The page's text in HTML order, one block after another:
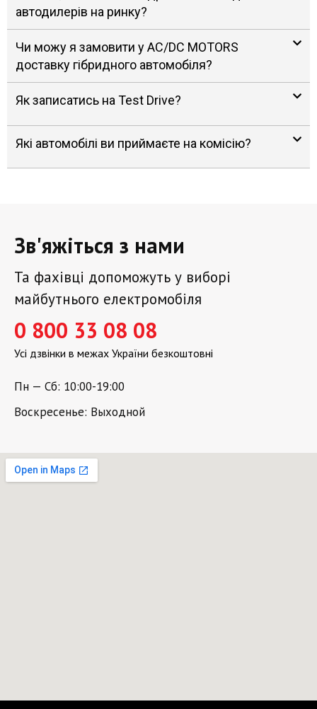
автодилерів на ринку?
Чи можу я замовити у AC/DC MOTORS
доставку гібридного автомобіля?
Як записатись на Test Drive?
Які автомобілі ви приймаєте на комісію?
Зв'яжіться з нами
Та фахівці допоможуть у виборі
майбутнього електромобіля
0 800 33 08 08
Усі дзвінки в межах України безкоштовні
Пн — Сб: 10:00-19:00
Воскресенье: Выходной